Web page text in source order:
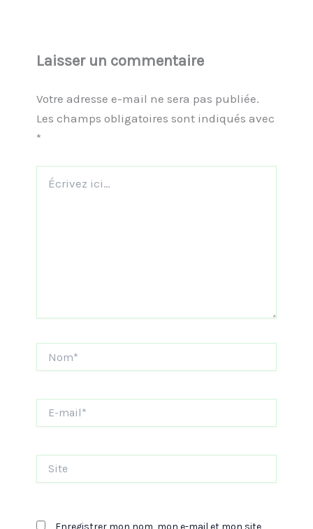
Laisser un commentaire
Votre adresse e-mail ne sera pas publiée.
Les champs obligatoires sont indiqués avec
*
ici…
mail*